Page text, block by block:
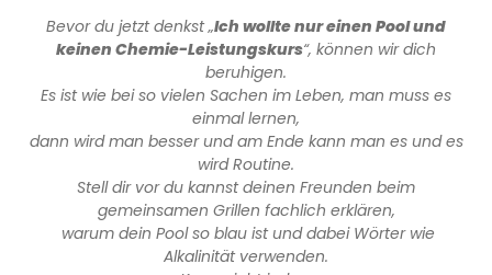
Bevor du jetzt denkst „Ich wollte nur einen Pool und
keinen Chemie-Leistungskurs“, können wir dich
beruhigen.
Es ist wie bei so vielen Sachen im Leben, man muss es
einmal lernen,
dann wird man besser und am Ende kann man es und es
wird Routine.
Stell dir vor du kannst deinen Freunden beim
gemeinsamen Grillen fachlich erklären,
warum dein Pool so blau ist und dabei Wörter wie
Alkalinität verwenden.